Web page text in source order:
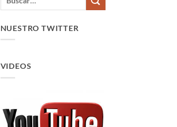
NUESTRO TWITTER
VIDEOS